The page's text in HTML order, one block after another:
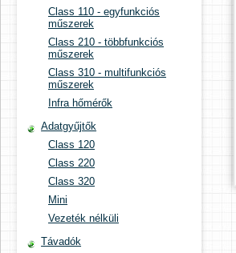
Class 110 - egyfunkciós
műszerek
Class 210 - többfunkciós
műszerek
Class 310 - multifunkciós
műszerek
Infra hőmérők
Adatgyűjtők
Class 120
Class 220
Class 320
Mini
Vezeték nélküli
Távadók